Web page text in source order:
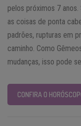
pelos próximos 7 anos.
as coisas de ponta
padrões, rupturas em
caminho. Como
mudanças, isso pode
CONFIRA O